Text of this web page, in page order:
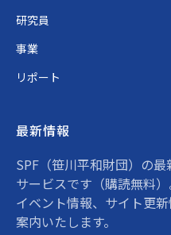
研究員
事業
リポート
最新情報
SPF（笹川平和財団）の
サービスです（購読無料
イベント情報、サイト更
案内いたします。